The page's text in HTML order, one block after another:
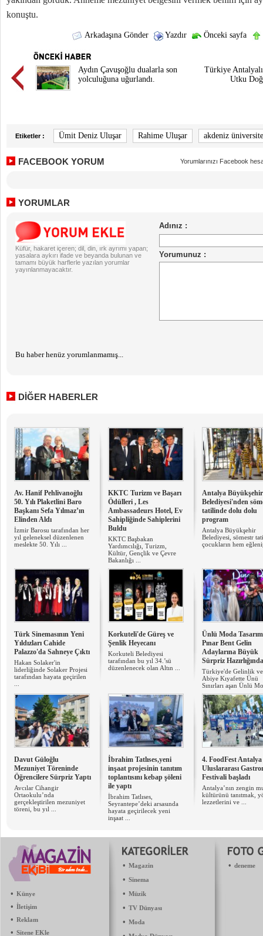
konuştu.
Arkadaşına Gönder Yazdır Önceki sayfa
Aydın Çavuşoğlu dualarla son
yolculuğuna uğurlandı.
Türkiye
Utku
Etiketler : Ümit Deniz Uluşar Rahime Uluşar akdeniz
FACEBOOK YORUM Yorumlarınızı Facebook
YORUMLAR
Küfür, hakaret içeren; dil, din, ırk ayrımı yapan;
yasalara aykırı ifade ve beyanda bulunan ve
tamamı büyük harflerle yazılan yorumlar
yayınlanmayacaktır.
Bu haber henüz yorumlanmamış...
DİĞER HABERLER
Av. Hanif Pehlivanoğlu
50. Yılı Plaketlini Baro
Başkanı Sefa Yılmaz’ın
Elinden Aldı
İzmir Barosu tarafından her
yıl geleneksel düzenlenen
meslekte 50. Yılı ...
KKTC Turizm ve Başarı
Ödülleri , Les
Ambassadeurs Hotel, Ev
Sahipliğinde Sahiplerini
Buldu
KKTC Başbakan
Yardımcılığı, Turizm,
Kültür, Gençlik ve Çevre
Bakanlığı ...
Antalya Büyükşehir
Belediyesi'nden
tatilinde dolu dolu
program
Antalya Büyükşehir
Belediyesi, sömestr
çocukların hem
Türk Sinemasının Yeni
Yıldızları Cahide
Palazzo'da Sahneye Çıktı
Hakan Solaker'in
liderliğinde Solaker Projesi
tarafından hayata geçirilen
Korkuteli'de Güreş ve
Şenlik Heyecanı
Korkuteli Belediyesi
tarafından bu yıl 34.’sü
düzenlenecek olan Altın ...
Ünlü Moda
Pınar Bent Gelin
Adaylarına Büyük
Sürpriz Hazırlığında
Türkiye'de Gelinlik ve
Abiye Kıyafette Ünü
Sınırları aşan Ünlü
Davut Güloğlu
Mezuniyet Töreninde
Öğrencilere Sürpriz Yaptı
Avcılar Cihangir
Ortaokulu’nda
gerçekleştirilen mezuniyet
töreni, bu yıl ...
İbrahim Tatlıses,yeni
inşaat projesinin tanıtım
toplantısını kebap şöleni
ile yaptı
İbrahim Tatlıses,
Seyrantepe’deki arsasında
hayata geçirilecek yeni
inşaat ...
4. FoodFest Antalya
Uluslararası
Festivali başladı
Antalya’nın zengin
kültürünü tanıtmak,
lezzetlerini ve ...
• Künye
• İletişim
• Reklam
• Sitene EKle
• Magazin
• Sinema
• Müzik
• TV Dünyası
• Moda
• deneme